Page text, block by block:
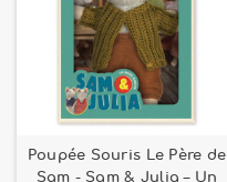
Poupée Souris Le Père de
Sam - Sam & Julia – Un